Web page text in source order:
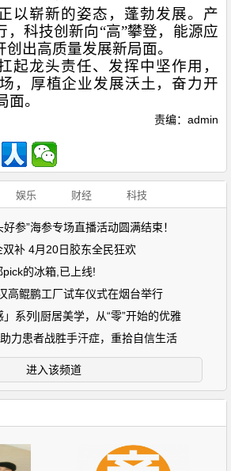
以崭新的姿态，蓬勃发展。产
，科技创新向“高”攀登，能源应
创出高质量发展新局面。
起龙头责任、发挥中坚作用，
，厚植企业发展沃土，奋力开
。
责编：admin
娱乐 财经 科技
参”海参专场直播活动圆满结束！
补 4月20日胶东全民狂欢
的冰箱,已上线!
高鲲鹏工厂试车仪式在烟台举行
系列|厨居美学，从“零”开始的优雅
力患者战胜手汗症，重拾自信生活
进入该频道